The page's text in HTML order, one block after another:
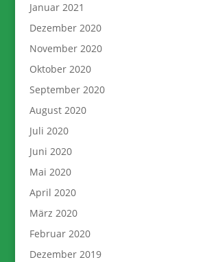
Januar 2021
Dezember 2020
November 2020
Oktober 2020
September 2020
August 2020
Juli 2020
Juni 2020
Mai 2020
April 2020
März 2020
Februar 2020
Dezember 2019